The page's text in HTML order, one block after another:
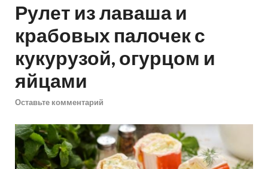
Рулет из лаваша и
крабовых палочек с
кукурузой, огурцом и
яйцами
Оставьте комментарий